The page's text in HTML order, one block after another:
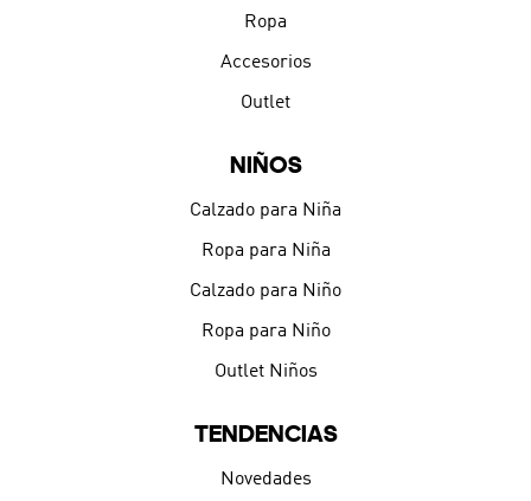
Ropa
Accesorios
Outlet
NIÑOS
Calzado para Niña
Ropa para Niña
Calzado para Niño
Ropa para Niño
Outlet Niños
TENDENCIAS
Novedades